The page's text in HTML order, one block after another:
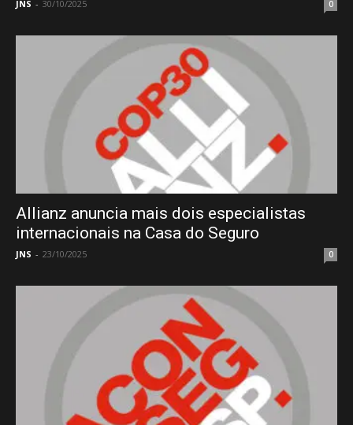
JNS - 30/10/2025 0
Allianz anuncia mais dois especialistas
internacionais na Casa do Seguro
JNS - 23/10/2025 0